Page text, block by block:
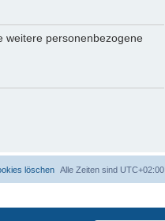
weitere personenbezogene
Alle Zeiten sind UTC+02:00
löschen